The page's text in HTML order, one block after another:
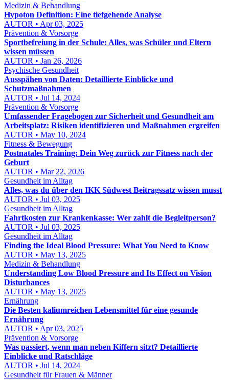
Medizin & Behandlung
Hypoton Definition: Eine tiefgehende Analyse
AUTOR • Apr 03, 2025
Prävention & Vorsorge
Sportbefreiung in der Schule: Alles, was Schüler und Eltern
wissen müssen
AUTOR • Jan 26, 2026
Psychische Gesundheit
Ausspähen von Daten: Detaillierte Einblicke und
Schutzmaßnahmen
AUTOR • Jul 14, 2024
Prävention & Vorsorge
Umfassender Fragebogen zur Sicherheit und Gesundheit am
Arbeitsplatz: Risiken identifizieren und Maßnahmen ergreifen
AUTOR • May 10, 2024
Fitness & Bewegung
Postnatales Training: Dein Weg zurück zur Fitness nach der
Geburt
AUTOR • Mar 22, 2026
Gesundheit im Alltag
Alles, was du über den IKK Südwest Beitragssatz wissen musst
AUTOR • Jul 03, 2025
Gesundheit im Alltag
Fahrtkosten zur Krankenkasse: Wer zahlt die Begleitperson?
AUTOR • Jul 03, 2025
Gesundheit im Alltag
Finding the Ideal Blood Pressure: What You Need to Know
AUTOR • May 13, 2025
Medizin & Behandlung
Understanding Low Blood Pressure and Its Effect on Vision
Disturbances
AUTOR • May 13, 2025
Ernährung
Die Besten kaliumreichen Lebensmittel für eine gesunde
Ernährung
AUTOR • Apr 03, 2025
Prävention & Vorsorge
Was passiert, wenn man neben Kiffern sitzt? Detaillierte
Einblicke und Ratschläge
AUTOR • Jul 14, 2024
Gesundheit für Frauen & Männer